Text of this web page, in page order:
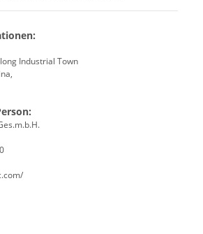
Industrial Town